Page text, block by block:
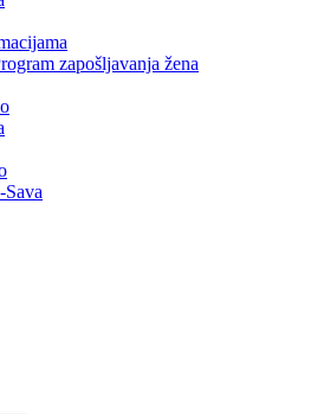
zapošljavanja žena